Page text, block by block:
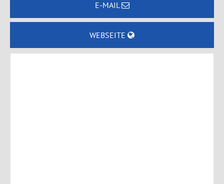
E-MAIL
WEBSEITE